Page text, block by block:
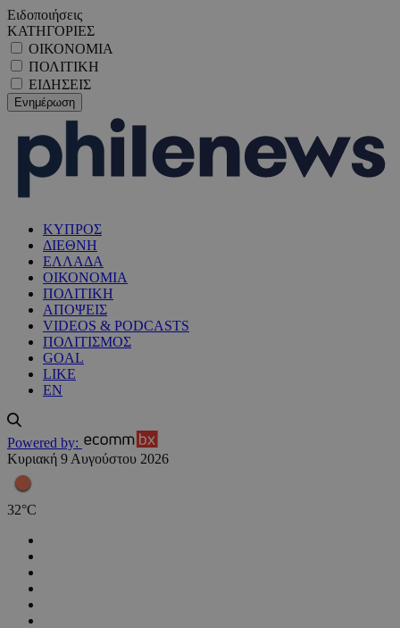
Ειδοποιήσεις
ΚΑΤΗΓΟΡΙΕΣ
ΟΙΚΟΝΟΜΙΑ
ΠΟΛΙΤΙΚΗ
ΕΙΔΗΣΕΙΣ
ΚΥΠΡΟΣ
ΔΙΕΘΝΗ
ΕΛΛΑΔΑ
ΟΙΚΟΝΟΜΙΑ
ΠΟΛΙΤΙΚΗ
ΑΠΟΨΕΙΣ
VIDEOS & PODCASTS
ΠΟΛΙΤΙΣΜΟΣ
GOAL
LIKE
EN
Powered by:
Κυριακή 9 Αυγούστου 2026
32°C